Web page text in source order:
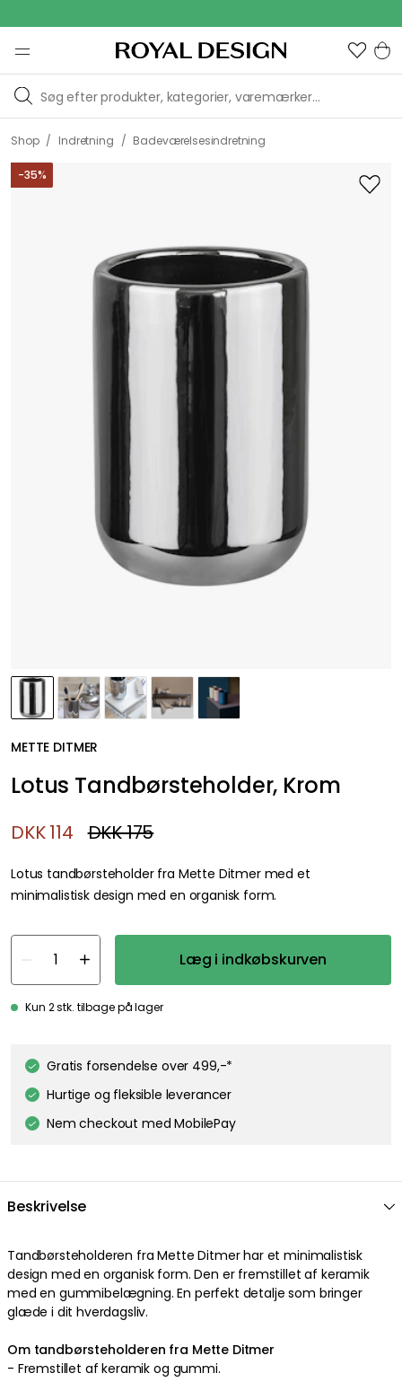
Shop / Indretning / Badeværelsesindretning
-35%
METTE DITMER
Lotus Tandbørsteholder, Krom
DKK 114 DKK 175
Lotus tandbørsteholder fra Mette Ditmer med et
minimalistisk design med en organisk form.
Læg i indkøbskurven
Kun 2 stk. tilbage på lager
Gratis forsendelse over 499,-*
Hurtige og fleksible leverancer
Nem checkout med MobilePay
We use cookies to personalize content and ads, and to analyze
our traffic. You have the right and option to opt out of any non-
essential cookies while using our site. However, blocking certain
cookies may affect your experience of the website.
policy
Accept All Cookies
Cookie Settings